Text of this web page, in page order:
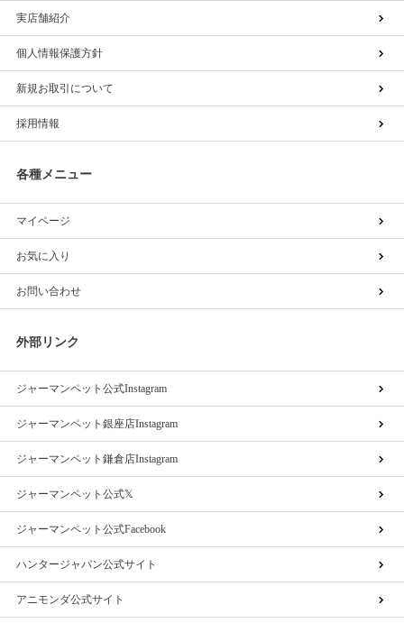
実店舗紹介
個人情報保護方針
新規お取引について
採用情報
各種メニュー
マイページ
お気に入り
お問い合わせ
外部リンク
ジャーマンペット公式Instagram
ジャーマンペット銀座店Instagram
ジャーマンペット鎌倉店Instagram
ジャーマンペット公式𝕏
ジャーマンペット公式Facebook
ハンタージャパン公式サイト
アニモンダ公式サイト